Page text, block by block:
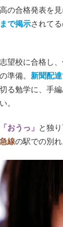
の合格発表を見
で掲示されて
望校に合格し
準備。 新聞配
る勉学に、手
。
「おうっ」
と独
線の駅での別れ